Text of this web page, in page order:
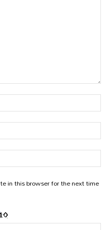
in this browser for the next time